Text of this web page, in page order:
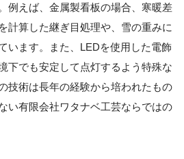
例えば、金属製看板の場合、寒暖差
計算した継ぎ目処理や、雪の重みに
います。また、LEDを使用した電飾
下でも安定して点灯するよう特殊な
技術は長年の経験から培われたもの
い有限会社ワタナベ工芸ならではの